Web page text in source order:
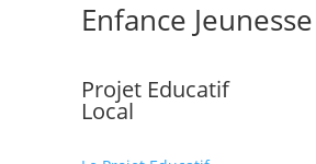
Enfance Jeunesse
Projet Educatif
Local